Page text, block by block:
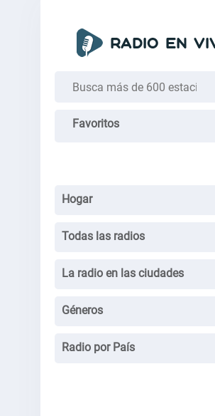
Favoritos
Hogar
Todas las radios
La radio en las ciudades
Géneros
Radio por País